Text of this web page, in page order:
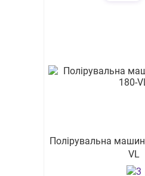
Полірувальна
VL